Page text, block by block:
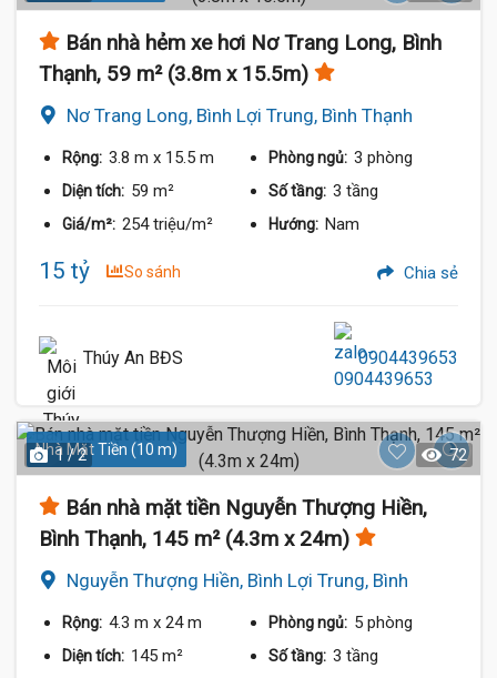
Bán nhà hẻm xe hơi Nơ Trang Long, Bình
Thạnh, 59 m² (3.8m x 15.5m)
Nơ Trang Long, Bình Lợi Trung, Bình Thạnh
Rộng: 3.8 m x 15.5 m Phòng ngủ: 3 phòng
Diện tích: 59 m² Số tầng: 3 tầng
Giá/m²: 254 triệu/m² Hướng: Nam
15 tỷ So sánh Chia sẻ
Thúy An BĐS 0904439653
Nhà Mặt Tiền (10 m)
1 / 2 72
Bán nhà mặt tiền Nguyễn Thượng Hiền,
Bình Thạnh, 145 m² (4.3m x 24m)
Nguyễn Thượng Hiền, Bình Lợi Trung, Bình
Rộng: 4.3 m x 24 m Phòng ngủ: 5 phòng
Diện tích: 145 m² Số tầng: 3 tầng